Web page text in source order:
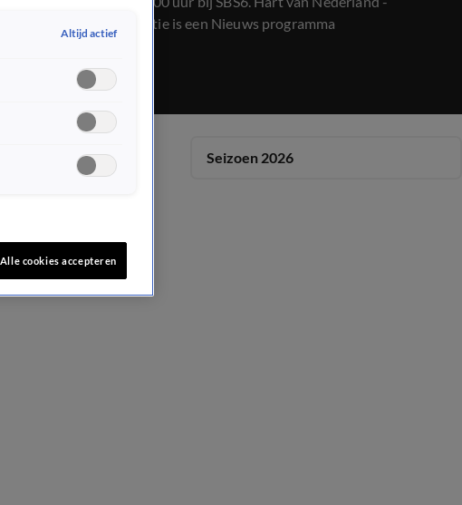
Ochtend Editie is een Nieuws programma
Seizoen 2026
Altijd actief
Alle cookies accepteren